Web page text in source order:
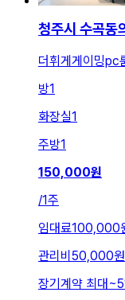
청주시 수곡동
더휘게게이밍pc
방1
화장실1
주방1
150,000원
/1주
임대료100,000
관리비 50,000원
장기계약 최대~5